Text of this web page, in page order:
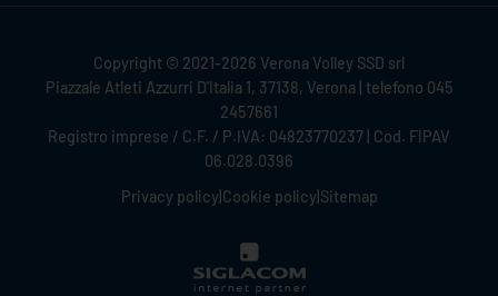
Copyright © 2021-2026 Verona Volley SSD srl
Piazzale Atleti Azzurri D'Italia 1, 37138, Verona | telefono 045
2457661
Registro imprese / C.F. / P.IVA: 04823770237 | Cod. FIPAV
06.028.0396
Privacy policy Cookie policy Sitemap